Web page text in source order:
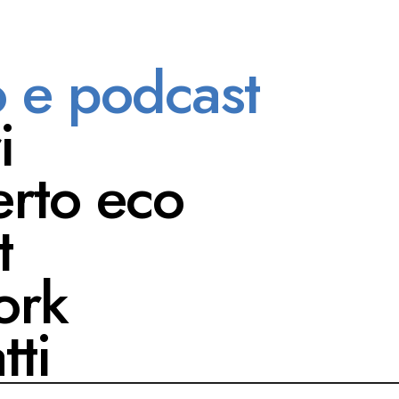
e podcast
eco
può cambiare la vita
due porte scorrevoli?
inaspettato dove le
FESTIVAL